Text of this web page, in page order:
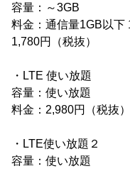
容量：～3GB
料金：通信量1GB以下
1,780円（税抜）
・LTE 使い放題
容量：使い放題
料金：2,980円（税抜）
・LTE使い放題２
容量：使い放題